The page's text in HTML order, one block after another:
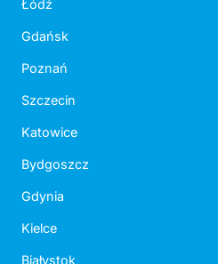
Łódź
Gdańsk
Poznań
Szczecin
Katowice
Bydgoszcz
Gdynia
Kielce
Białystok